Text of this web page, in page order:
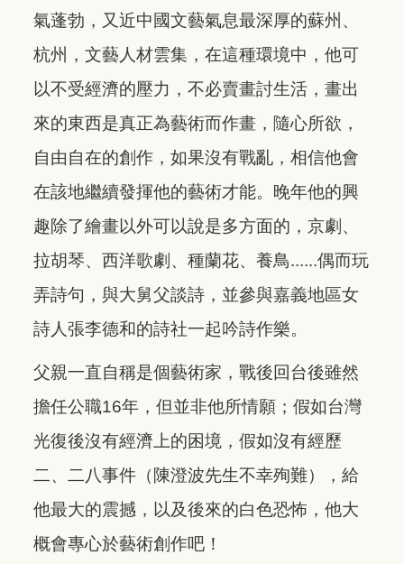
氣蓬勃，又近中國文藝氣息最深厚的蘇州、
杭州，文藝人材雲集，在這種環境中，他可
以不受經濟的壓力，不必賣畫討生活，畫出
來的東西是真正為藝術而作畫，隨心所欲，
自由自在的創作，如果沒有戰亂，相信他會
在該地繼續發揮他的藝術才能。晚年他的興
趣除了繪畫以外可以說是多方面的，京劇、
拉胡琴、西洋歌劇、種蘭花、養鳥......偶而玩
弄詩句，與大舅父談詩，並參與嘉義地區女
詩人張李德和的詩社一起吟詩作樂。
父親一直自稱是個藝術家，戰後回台後雖然
擔任公職16年，但並非他所情願；假如台灣
光復後沒有經濟上的困境，假如沒有經歷
二、二八事件（陳澄波先生不幸殉難），給
他最大的震撼，以及後來的白色恐怖，他大
概會專心於藝術創作吧！